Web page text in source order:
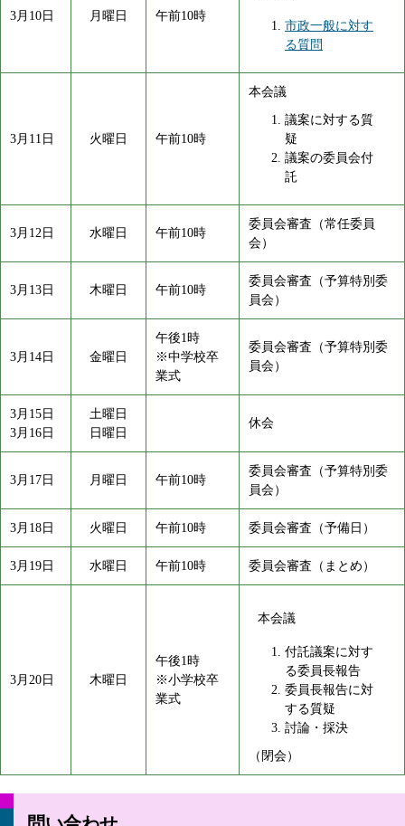
3月10日 月曜日 午前10時
市政一般に対す
る質問
3月11日 火曜日 午前10時
本会議
議案に対する質
疑
議案の委員会付
託
3月12日 水曜日 午前10時
委員会審査（常任委員
会）
3月13日 木曜日 午前10時
委員会審査（予算特別委
員会）
3月14日 金曜日
午後1時
※中学校卒
業式
委員会審査（予算特別委
員会）
3月15日
3月16日
土曜日
日曜日
休会
3月17日 月曜日 午前10時
委員会審査（予算特別委
員会）
3月18日 火曜日 午前10時 委員会審査（予備日）
3月19日 水曜日 午前10時 委員会審査（まとめ）
3月20日 木曜日
午後1時
※小学校卒
業式
本会議
付託議案に対す
る委員長報告
委員長報告に対
する質疑
討論・採決
（閉会）